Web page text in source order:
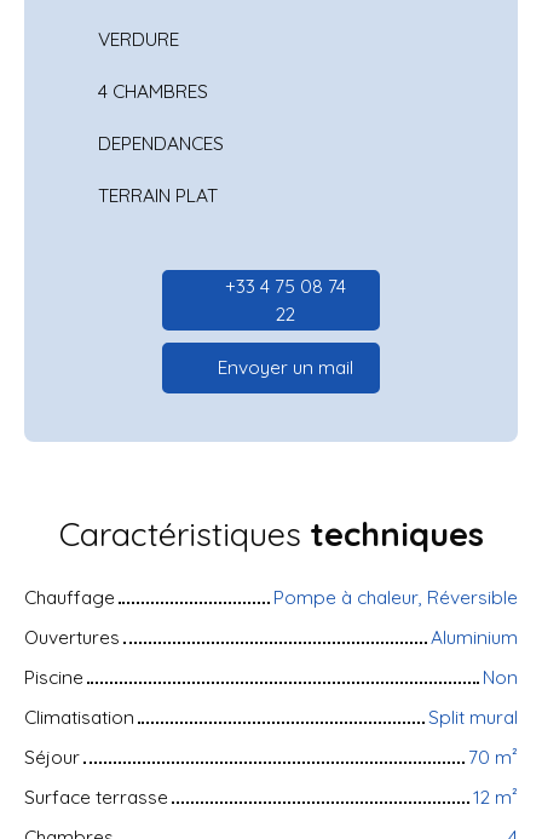
VERDURE
4 CHAMBRES
DEPENDANCES
TERRAIN PLAT
+33 4 75 08 74
22
Envoyer un mail
Caractéristiques techniques
Chauffage
Pompe à chaleur, Réversible
Ouvertures
Aluminium
Piscine
Non
Climatisation
Split mural
Séjour
70 m²
Surface terrasse
12 m²